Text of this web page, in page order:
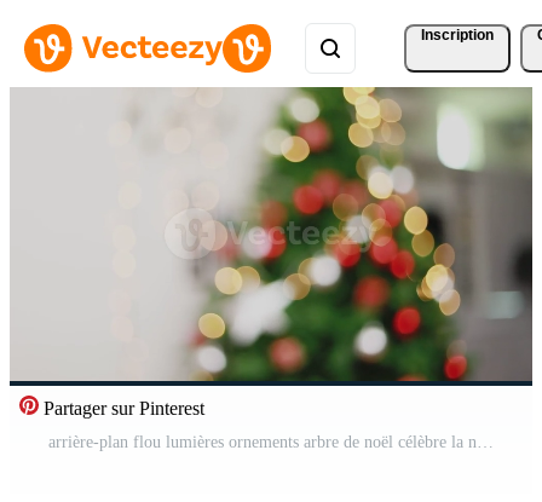
Inscription
Partager sur Pinterest
arrière-plan flou lumières ornements arbre de noël célèbre la nouvelle année dans le salon à la maison. Vidéo Gratuite